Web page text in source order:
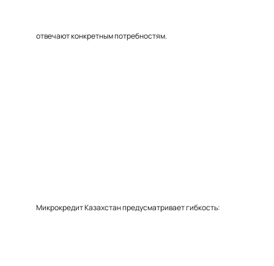
отвечают конкретным потребностям.
Микрокредит Казахстан предусматривает гибкость: